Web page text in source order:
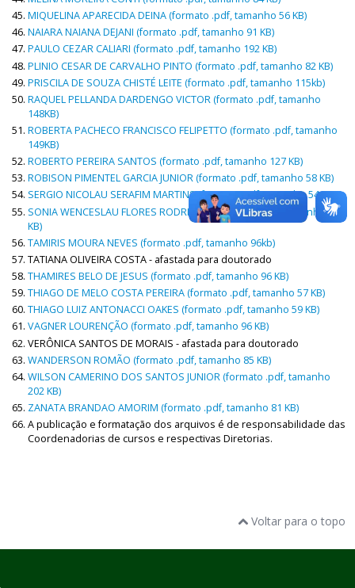
MIQUELINA APARECIDA DEINA (formato .pdf, tamanho 56 KB)
NAIARA NAIANA DEJANI (formato .pdf, tamanho 91 KB)
PAULO CEZAR CALIARI (formato .pdf, tamanho 192 KB)
PLINIO CESAR DE CARVALHO PINTO (formato .pdf, tamanho 82 KB)
PRISCILA DE SOUZA CHISTÉ LEITE (formato .pdf, tamanho 115kb)
RAQUEL PELLANDA DARDENGO VICTOR (formato .pdf, tamanho
148KB)
ROBERTA PACHECO FRANCISCO FELIPETTO (formato .pdf, tamanho
149KB)
ROBERTO PEREIRA SANTOS (formato .pdf, tamanho 127 KB)
ROBISON PIMENTEL GARCIA JUNIOR (formato .pdf, tamanho 58 KB)
SERGIO NICOLAU SERAFIM MARTINS (formato .pdf, tamanho 54 KB)
SONIA WENCESLAU FLORES RODRIGUES (formato .pdf, tamanho 81
KB)
TAMIRIS MOURA NEVES (formato .pdf, tamanho 96kb)
TATIANA OLIVEIRA COSTA - afastada para doutorado
THAMIRES BELO DE JESUS (formato .pdf, tamanho 96 KB)
THIAGO DE MELO COSTA PEREIRA (formato .pdf, tamanho 57 KB)
THIAGO LUIZ ANTONACCI OAKES (formato .pdf, tamanho 59 KB)
VAGNER LOURENÇÃO (formato .pdf, tamanho 96 KB)
VERÔNICA SANTOS DE MORAIS - afastada para doutorado
WANDERSON ROMÃO (formato .pdf, tamanho 85 KB)
WILSON CAMERINO DOS SANTOS JUNIOR (formato .pdf, tamanho
202 KB)
ZANATA BRANDAO AMORIM (formato .pdf, tamanho 81 KB)
A publicação e formatação dos arquivos é de responsabilidade das
Coordenadorias de cursos e respectivas Diretorias.
Voltar para o topo